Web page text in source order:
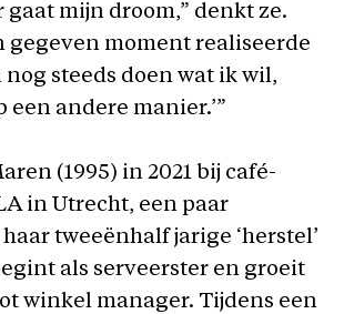
gaat mijn droom,” denkt ze.
gegeven moment realiseerde
nog steeds doen wat ik wil,
een andere manier.’”
(1995) in 2021 bij café-
in Utrecht, een paar
tweeënhalf jarige ‘herstel’
als serveerster en groeit
winkel manager. Tijdens een